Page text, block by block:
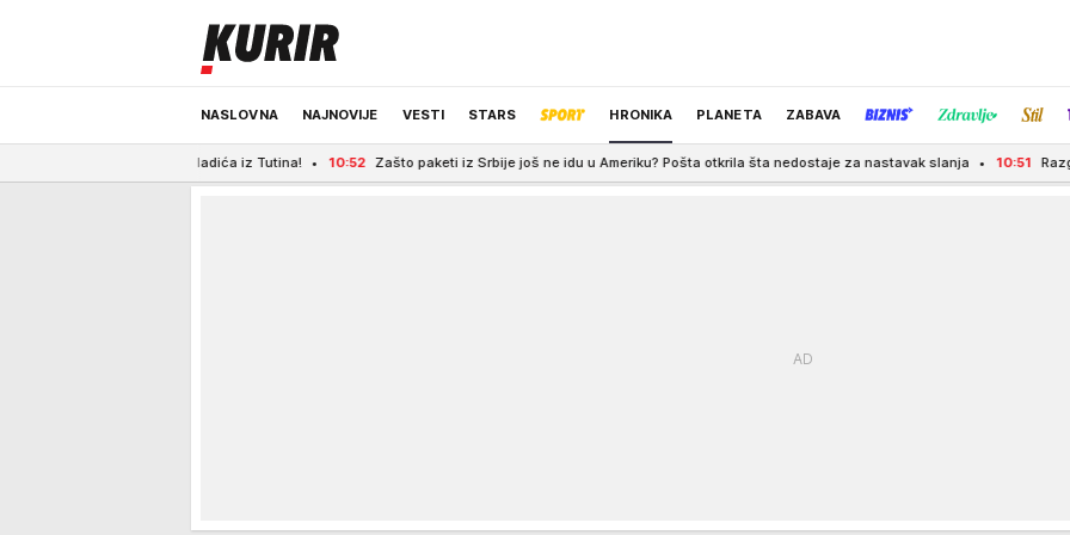
NASLOVNA NAJNOVIJE VESTI STARS HRONIKA PLANETA ZABAVA
ODRŽIVA BUDUĆNOST REGION NEWS IZBOR UREDNIKA
10:52 Zašto paketi iz Srbije još ne idu u Ameriku? Pošta otkrila šta nedostaje za nastavak slanja 10:51 Razgrabljeno svih